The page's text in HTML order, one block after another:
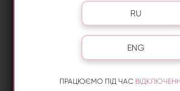
RU
ENG
ПРАЦЮЄМО ПІД ЧАС